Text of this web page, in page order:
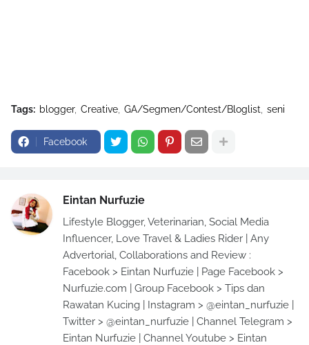
Tags: blogger Creative GA/Segmen/Contest/Bloglist seni
Facebook
Eintan Nurfuzie
Lifestyle Blogger, Veterinarian, Social Media
Influencer, Love Travel & Ladies Rider | Any
Advertorial, Collaborations and Review :
Facebook > Eintan Nurfuzie | Page Facebook >
Nurfuzie.com | Group Facebook > Tips dan
Rawatan Kucing | Instagram > @eintan_nurfuzie |
Twitter > @eintan_nurfuzie | Channel Telegram >
Eintan Nurfuzie | Channel Youtube > Eintan